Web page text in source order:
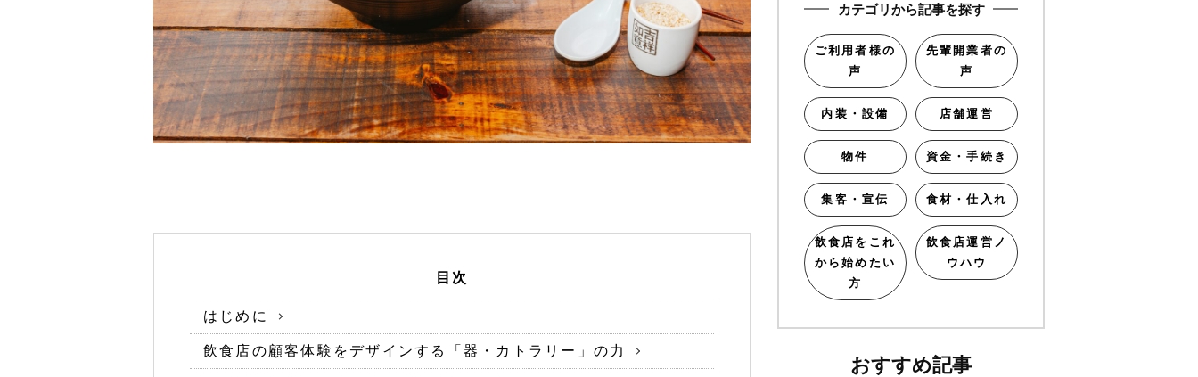
目次
はじめに
飲食店の顧客体験をデザインする「器・カトラリー」の力
カテゴリから記事を探す
ご利用者様の
声
先輩開業者の
声
内装・設備 店舗運営
物件 資金・手続き
集客・宣伝 食材・仕入れ
飲食店をこれ
から始めたい
方
飲食店運営ノ
ウハウ
おすすめ記事